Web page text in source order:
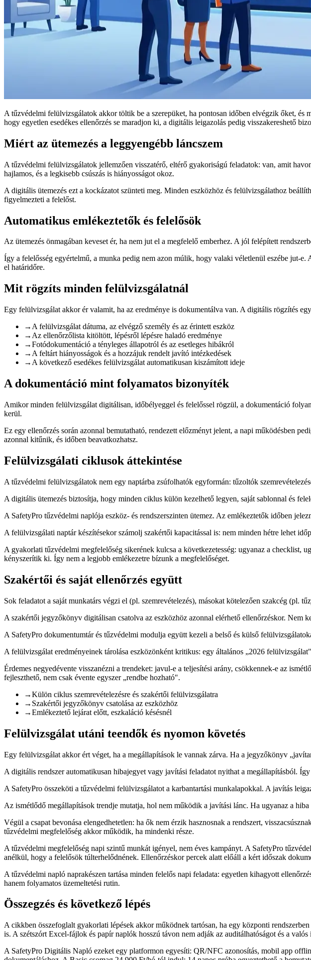
A tűzvédelmi felülvizsgálatok akkor töltik be a szerepüket, ha pontosan időben elvégzik őket,
hogy egyetlen esedékes ellenőrzés se maradjon ki, a digitális leigazolás pedig visszakereshető
Miért az ütemezés a leggyengébb láncszem
A tűzvédelmi felülvizsgálatok jellemzően visszatérő, eltérő gyakoriságú feladatok: van, amit
hajlamos, és a legkisebb csúszás is hiányosságot okoz.
A digitális ütemezés ezt a kockázatot szünteti meg. Minden eszközhöz és felülvizsgálathoz
figyelmezteti a felelőst.
Automatikus emlékeztetők és felelősök
Az ütemezés önmagában keveset ér, ha nem jut el a megfelelő emberhez. A jól felépített
Így a felelősség egyértelmű, a munka pedig nem azon múlik, hogy valaki véletlenül eszébe jut-
el határidőre.
Mit rögzíts minden felülvizsgálatnál
Egy felülvizsgálat akkor ér valamit, ha az eredménye is dokumentálva van. A digitális rögzítés
→ A felülvizsgálat dátuma, az elvégző személy és az érintett eszköz
→ Az ellenőrzőlista kitöltött, lépésről lépésre haladó eredménye
→Fotódokumentáció a tényleges állapotról és az esetleges hibákról
→ A feltárt hiányosságok és a hozzájuk rendelt javító intézkedések
→ A következő esedékes felülvizsgálat automatikusan kiszámított ideje
A dokumentáció mint folyamatos bizonyíték
Amikor minden felülvizsgálat digitálisan, időbélyeggel és felelőssel rögzül, a dokumentáció
kerül.
Ez egy ellenőrzés során azonnal bemutatható, rendezett előzményt jelent, a napi működésben
azonnal kitűnik, és időben beavatkozhatsz.
Felülvizsgálati ciklusok áttekintése
A tűzvédelmi felülvizsgálatok nem egy naptárba zsúfolhatók egyformán: tűzoltók
A digitális ütemezés biztosítja, hogy minden ciklus külön kezelhető legyen, saját sablonnal és
A SafetyPro tűzvédelmi naplója eszköz- és rendszerszinten ütemez. Az emlékeztetők időben
A felülvizsgálati naptár készítésekor számolj szakértői kapacitással is: nem minden hétre lehet
A gyakorlati tűzvédelmi megfelelőség sikerének kulcsa a következetesség: ugyanaz a checklist,
kényszerítik ki. Így nem a legjobb emlékezetre bízunk a megfelelőséget.
Szakértői és saját ellenőrzés együtt
Sok feladatot a saját munkatárs végzi el (pl. szemrevételezés), másokat kötelezően szakcég (pl.
A szakértői jegyzőkönyv digitálisan csatolva az eszközhöz azonnal elérhető ellenőrzéskor. Nem
A SafetyPro dokumentumtár és tűzvédelmi modulja együtt kezeli a belső és külső
A felülvizsgálat eredményeinek tárolása eszközönként kritikus: egy általános „2026
Érdemes negyedévente visszanézni a trendeket: javul-e a teljesítési arány, csökkennek-e az
fejleszthető, nem csak évente egyszer „rendbe hozható".
→Külön ciklus szemrevételezésre és szakértői felülvizsgálatra
→ Szakértői jegyzőkönyv csatolása az eszközhöz
→Emlékeztető lejárat előtt, eszkaláció késésnél
Felülvizsgálat utáni teendők és nyomon követés
Egy felülvizsgálat akkor ért véget, ha a megállapítások le vannak zárva. Ha a jegyzőkönyv
A digitális rendszer automatikusan hibajegyet vagy javítási feladatot nyithat a megállapításból.
A SafetyPro összeköti a tűzvédelmi felülvizsgálatot a karbantartási munkalapokkal. A javítás
Az ismétlődő megállapítások trendje mutatja, hol nem működik a javítási lánc. Ha ugyanaz a
Végül a csapat bevonása elengedhetetlen: ha ők nem érzik hasznosnak a rendszert,
tűzvédelmi megfelelőség akkor működik, ha mindenki része.
A tűzvédelmi megfelelőség napi szintű munkát igényel, nem éves kampányt. A SafetyPro
anélkül, hogy a felelősök túlterhelődnének. Ellenőrzéskor percek alatt előáll a kért időszak
A tűzvédelmi napló naprakészen tartása minden felelős napi feladata: egyetlen kihagyott
hanem folyamatos üzemeltetési rutin.
Összegzés és következő lépés
A cikkben összefoglalt gyakorlati lépések akkor működnek tartósan, ha egy központi
is. A szétszórt Excel-fájlok és papír naplók hosszú távon nem adják az auditálhatóságot és a valós
A SafetyPro Digitális Napló ezeket egy platformon egyesíti: QR/NFC azonosítás, mobil app